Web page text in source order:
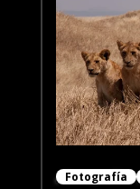
Fotografía